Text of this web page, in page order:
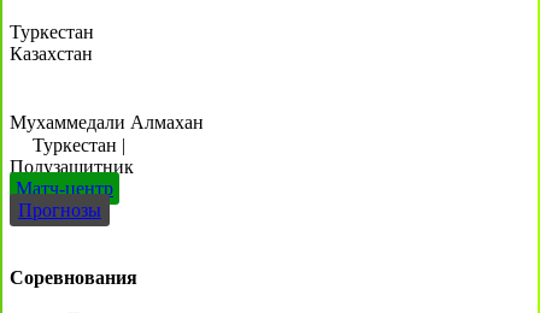
Туркестан
Казахстан
Мухаммедали Алмахан
Туркестан |
Полузащитник
Матч-центр
Прогнозы
Соревнования